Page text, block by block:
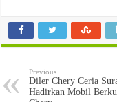
Previous
Diler Chery Ceria
Hadirkan Mobil